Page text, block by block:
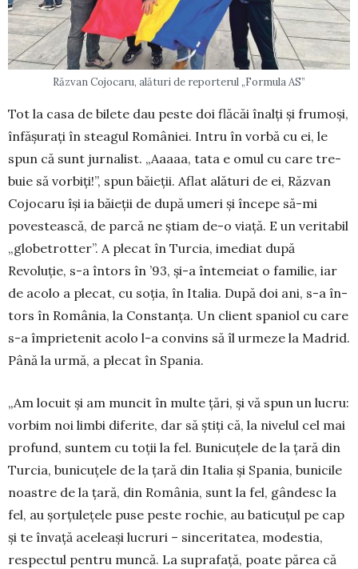
Răzvan Cojocaru, alături de reporterul „Formula AS”
Tot la casa de bilete dau peste doi flăcăi înalți și frumoși,
înfășurați în steagul Ro­mâniei. Intru în vorbă cu ei, le
spun că sunt jurnalist. „Aaaaa, tata e omul cu care tre­
buie să vorbiți!”, spun băieții. Aflat alături de ei, Răzvan
Cojocaru își ia băieții de după umeri și începe să-mi
povestească, de parcă ne știam de-o viață. E un veritabil
„globe­trotter”. A plecat în Turcia, imediat după
Revoluție, s-a întors în ’93, și-a întemeiat o fa­milie, iar
de acolo a plecat, cu soția, în Ita­lia. După doi ani, s-a în­
tors în România, la Constanța. Un client spaniol cu care
s-a împrietenit acolo l-a convins să îl ur­meze la Madrid.
Până la urmă, a plecat în Spania.
„Am locuit și am mun­cit în multe țări, și vă spun un lucru:
vorbim noi limbi diferite, dar să știți că, la nivelul cel mai
profund, suntem cu toții la fel. Bunicuțele de la țară din
Tur­cia, buni­cuțele de la țară din Italia și Spa­nia, bu­nicile
noastre de la țară, din Ro­mânia, sunt la fel, gândesc la
fel, au șor­țulețele puse pes­te rochie, au baticuțul pe cap
și te învață aceleași lucruri – sin­ceritatea, modes­tia,
respectul pentru muncă. La suprafață, poate părea că